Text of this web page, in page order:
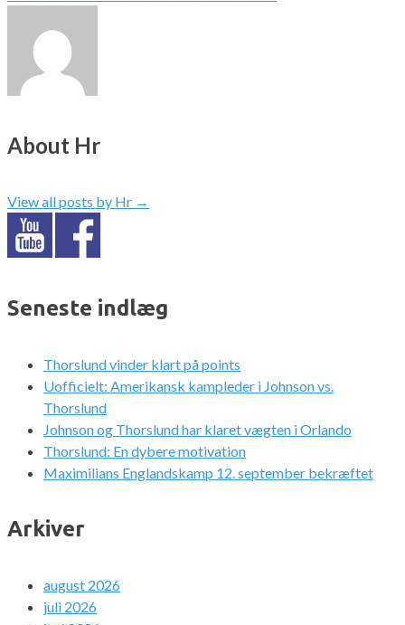
About Hr
View all posts by Hr →
Seneste indlæg
Thorslund vinder klart på points
Uofficielt: Amerikansk kampleder i Johnson vs.
Thorslund
Johnson og Thorslund har klaret vægten i Orlando
Thorslund: En dybere motivation
Maximilians Englandskamp 12. september bekræftet
Arkiver
august 2026
juli 2026